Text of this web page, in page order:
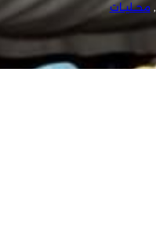
, محــليــات